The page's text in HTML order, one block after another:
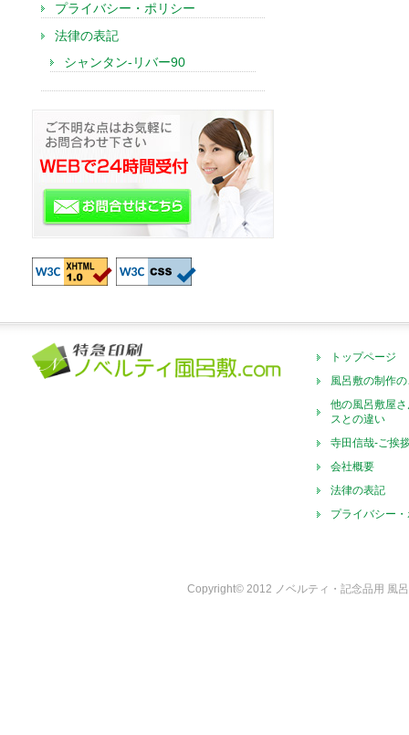
プライバシー・ポリシー
法律の表記
シャンタン-リバー90
トップページ
風呂敷の制作
他の風呂敷屋
スとの違い
寺田信哉-ご挨
会社概要
法律の表記
プライバシー
Copyright© 2012 ノベルティ・記念品用 風